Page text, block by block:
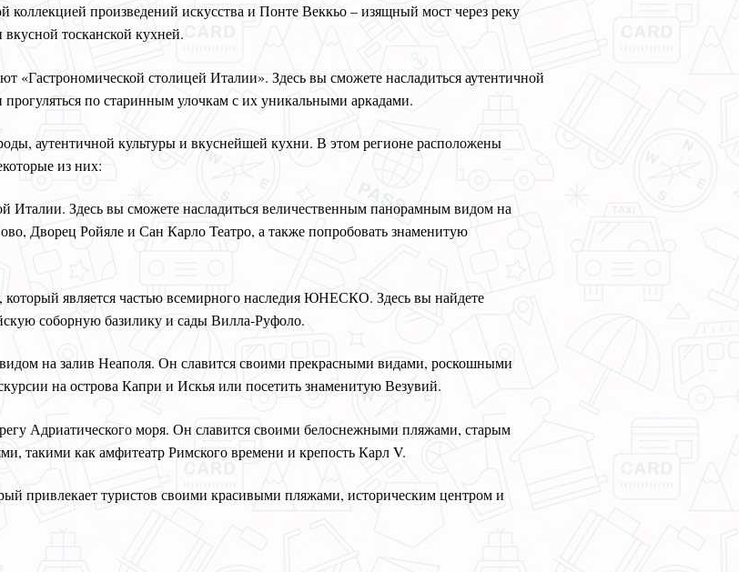
произведений искусства и Понте Веккьо – изящный мост через реку
тосканской кухней.
«Гастрономической столицей Италии». Здесь вы сможете насладиться аутентичной
по старинным улочкам с их уникальными аркадами.
аутентичной культуры и вкуснейшей кухни. В этом регионе расположены
из них:
Здесь вы сможете насладиться величественным панорамным видом на
Дворец Ройяле и Сан Карло Театро, а также попробовать знаменитую
является частью всемирного наследия ЮНЕСКО. Здесь вы найдете
соборную базилику и сады Вилла-Руфоло.
на залив Неаполя. Он славится своими прекрасными видами, роскошными
на острова Капри и Искья или посетить знаменитую Везувий.
Адриатического моря. Он славится своими белоснежными пляжами, старым
такими как амфитеатр Римского времени и крепость Карл V.
привлекает туристов своими красивыми пляжами, историческим центром и